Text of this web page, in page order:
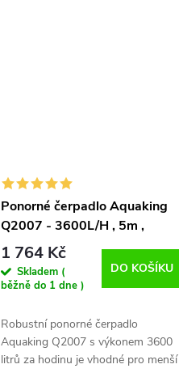
Ponorné čerpadlo Aquaking
Q2007 - 3600L/H , 5m ,
200W
1 764 Kč
Skladem (
běžně do 1 dne )
DO KOŠÍKU
Robustní ponorné čerpadlo
Aquaking Q2007 s výkonem 3600
litrů za hodinu je vhodné pro menší